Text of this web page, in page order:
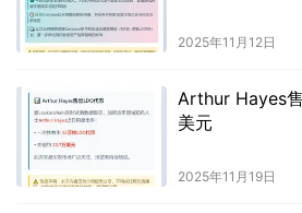
2025年11月12日
Arthur Hayes
美元
2025年11月19日